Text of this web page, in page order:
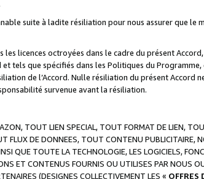
suite à ladite résiliation pour nous assurer que le
licences octroyées dans le cadre du présent Accord,
tels que spécifiés dans les Politiques du Programme,
de l’Accord. Nulle résiliation du présent Accord
survenue avant la résiliation.
TOUT LIEN SPECIAL, TOUT FORMAT DE LIEN,
FLUX DE DONNEES, TOUT CONTENU PUBLICITAIRE,
QUE TOUTE LA TECHNOLOGIE, LES LOGICIELS,
ET CONTENUS FOURNIS OU UTILISES PAR NOUS
(DESIGNES COLLECTIVEMENT LES « OFFRES